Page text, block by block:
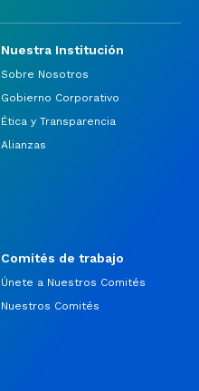
Nuestra Institución
Sobre Nosotros
Gobierno Corporativo
Ética y Transparencia
Alianzas
Comités de trabajo
Únete a Nuestros Comités
Nuestros Comités